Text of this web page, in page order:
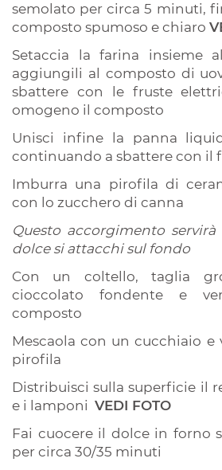
semolato per circa 5 minuti,
composto spumoso e chiaro
Setaccia la farina insieme
aggiungili al composto di
sbattere con le fruste
omogeno il composto
Unisci infine la panna
continuando a sbattere con il
Imburra una pirofila di
con lo zucchero di canna
Questo accorgimento
dolce si attacchi sul fondo
Con un coltello, taglia
cioccolato fondente e
composto
Mescaola con un cucchiaio e
pirofila
Distribuisci sulla superficie il
e i lamponi VEDI FOTO
Fai cuocere il dolce in forno
per circa 30/35 minuti